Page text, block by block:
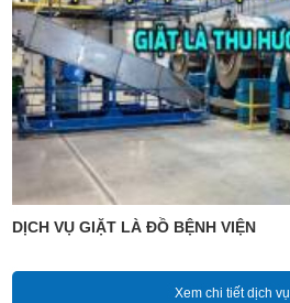
DỊCH VỤ GIẶT LÀ ĐỒ BỆNH VIỆN
Xem chi tiết dịch vụ